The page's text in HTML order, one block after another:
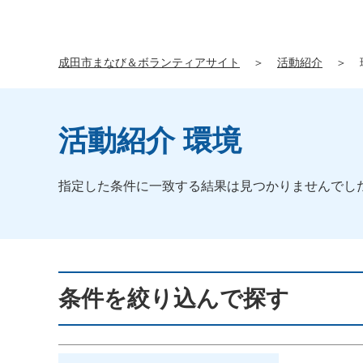
成田市まなび＆ボランティアサイト ＞ 活動紹介 ＞
活動紹介 環境
指定した条件に一致する結果は見つかりませんでし
条件を絞り込んで探す